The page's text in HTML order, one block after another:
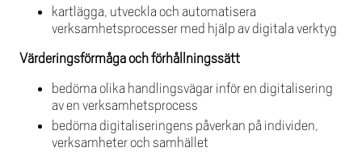
kartlägga, utveckla och automatisera
verksamhetsprocesser med hjälp av digitala verktyg
Värderingsförmåga och förhållningssätt
bedöma olika handlingsvägar inför en digitalisering
av en verksamhetsprocess
bedöma digitaliseringens påverkan på individen,
verksamheter och samhället